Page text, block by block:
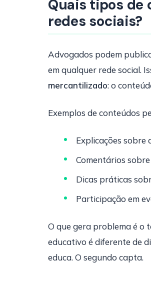
Quais tipos de
redes sociais?
Advogados podem
em qualquer rede social.
mercantilizado: o
Exemplos de conteúdos
Explicações sobre
Comentários
Dicas práticas
Participação em
O que gera problema é o
educativo é diferente de
educa. O segundo capta.